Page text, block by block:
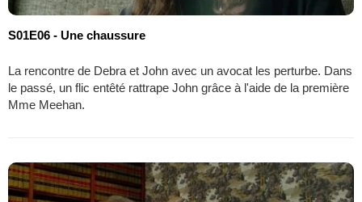
S01E06 - Une chaussure
La rencontre de Debra et John avec un avocat les perturbe. Dans
le passé, un flic entêté rattrape John grâce à l'aide de la première
Mme Meehan.